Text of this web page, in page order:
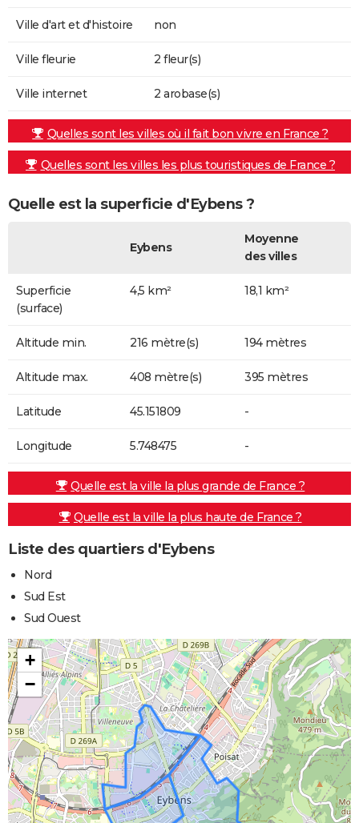
Ville d'art et d'histoire non
Ville fleurie 2 fleur(s)
Ville internet 2 arobase(s)
Quelles sont les villes où il fait bon vivre en France ?
Quelles sont les villes les plus touristiques de France ?
Quelle est la superficie d'Eybens ?
Eybens
Moyenne
des villes
Superficie
(surface)
4,5 km² 18,1 km²
Altitude min. 216 mètre(s) 194 mètres
Altitude max. 408 mètre(s) 395 mètres
Latitude 45.151809 -
Longitude 5.748475 -
Quelle est la ville la plus grande de France ?
Quelle est la ville la plus haute de France ?
Liste des quartiers d'Eybens
Nord
Sud Est
Sud Ouest
+
−